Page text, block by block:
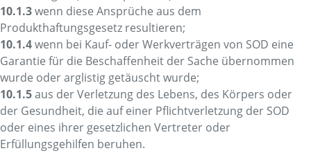
10.1.3wenn diese Ansprüche aus dem
Produkthaftungsgesetz resultieren;
10.1.4wenn bei Kauf- oder Werkverträgen von SOD eine
Garantie für die Beschaffenheit der Sache übernommen
wurde oder arglistig getäuscht wurde;
10.1.5aus der Verletzung des Lebens, des Körpers oder
der Gesundheit, die auf einer Pflichtverletzung der SOD
oder eines ihrer gesetzlichen Vertreter oder
Erfüllungsgehilfen beruhen.